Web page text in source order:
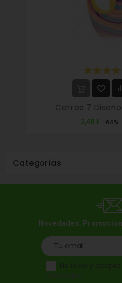
Correa 7
2,48 € Precio
-64%
Categorías
Novedades,